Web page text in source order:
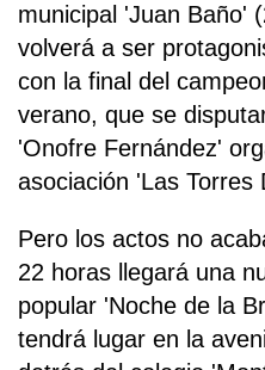
municipal 'Juan Baño'
volverá a ser
con la final del
verano, que se
'Onofre Fernández'
asociación 'Las Torres
Pero los actos no
22 horas llegará una
popular 'Noche de la
tendrá lugar en la